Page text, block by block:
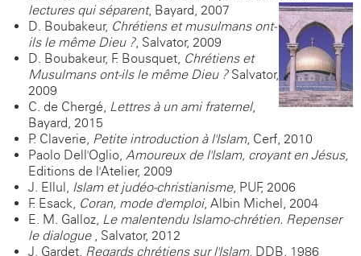
lectures qui séparent, Bayard, 2007
D. Boubakeur, Chrétiens et musulmans ont-
ils le même Dieu ?, Salvator, 2009
D. Boubakeur, F. Bousquet, Chrétiens et
Musulmans ont-ils le même Dieu ?Salvator,
2009
C. de Chergé, Lettres à un ami fraternel,
Bayard, 2015
P. Claverie, Petite introduction à l'Islam, Cerf, 2010
Paolo Dell'Oglio, Amoureux de l'Islam, croyant en Jésus,
Editions de l'Atelier, 2009
J. Ellul, Islam et judéo-christianisme, PUF, 2006
F. Esack, Coran, mode d'emploi, Albin Michel, 2004
E. M. Galloz, Le malentendu Islamo-chrétien. Repenser
le dialogue, Salvator, 2012
J. Gardet, Regards chrétiens sur l'Islam, DDB, 1986